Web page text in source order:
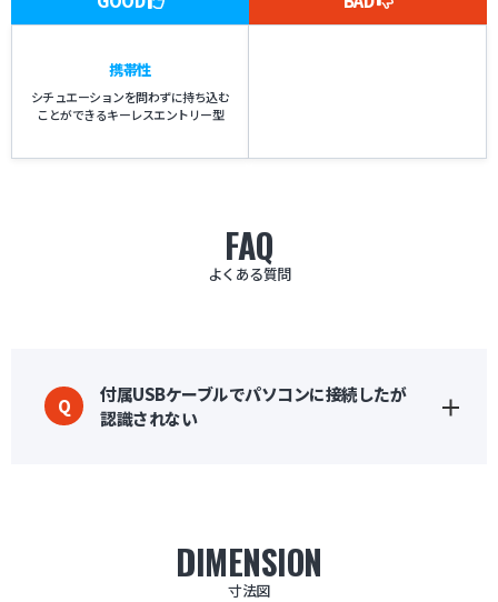
携帯性
シチュエーションを問わずに持ち込む
ことができるキーレスエントリー型
FAQ
よくある質問
Q
付属USBケーブルでパソコンに接続したが
認識されない
DIMENSION
寸法図